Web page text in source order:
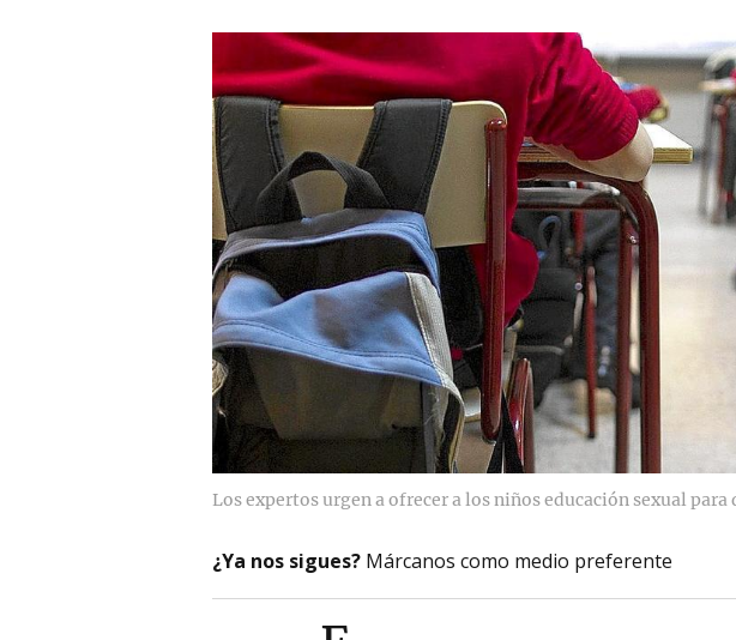
Los expertos urgen a ofrecer a los niños educación sexual para
¿Ya nos sigues? Márcanos como medio preferente